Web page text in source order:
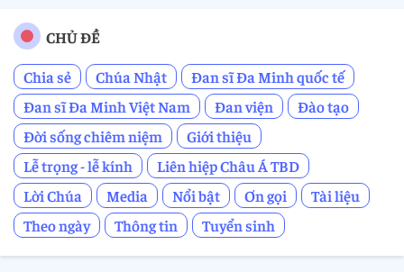
CHỦ ĐỀ
Chia sẻ
Chúa Nhật
Đan sĩ Đa Minh quốc tế
Đan sĩ Đa Minh Việt Nam
Đan viện
Đào tạo
Đời sống chiêm niệm
Giới thiệu
Lễ trọng - lễ kính
Liên hiệp Châu Á TBD
Lời Chúa
Media Nổi bật Ơn gọi
Tài liệu
Theo ngày
Thông tin Tuyển sinh